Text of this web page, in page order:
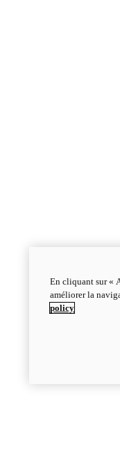
En cliquant sur «
améliorer la
policy